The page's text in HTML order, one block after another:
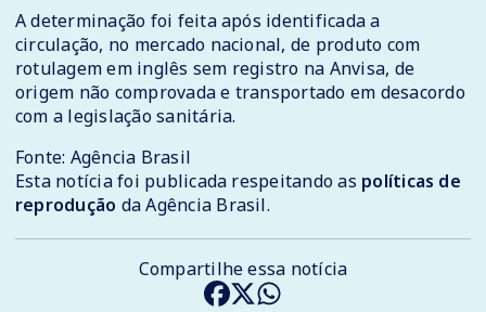
A determinação foi feita após identificada a
circulação, no mercado nacional, de produto com
rotulagem em inglês sem registro na Anvisa, de
origem não comprovada e transportado em desacordo
com a legislação sanitária.
Fonte: Agência Brasil
Esta notícia foi publicada respeitando as políticas de
reprodução da Agência Brasil.
Compartilhe essa notícia